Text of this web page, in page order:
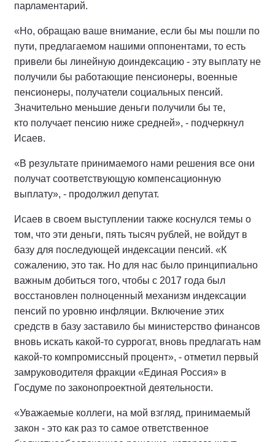
парламентарий.
«Но, обращаю ваше внимание, если бы мы пошли по
пути, предлагаемом нашими оппонентами, то есть
привели бы линейную доиндексацию - эту выплату не
получили бы работающие пенсионеры, военные
пенсионеры, получатели социальных пенсий.
Значительно меньшие деньги получили бы те,
кто получает пенсию ниже средней», - подчеркнул
Исаев.
«В результате принимаемого нами решения все они
получат соответствующую компенсационную
выплату», - продолжил депутат.
Исаев в своем выступлении также коснулся темы о
том, что эти деньги, пять тысяч рублей, не войдут в
базу для последующей индексации пенсий. «К
сожалению, это так. Но для нас было принципиально
важным добиться того, чтобы с 2017 года был
восстановлен полноценный механизм индексации
пенсий по уровню инфляции. Включение этих
средств в базу заставило бы министерство финансов
вновь искать какой-то суррогат, вновь предлагать нам
какой-то компромиссный процент», - отметил первый
замруководителя фракции «Единая Россия» в
Госдуме по законопроектной деятельности.
«Уважаемые коллеги, на мой взгляд, принимаемый
закон - это как раз то самое ответственное